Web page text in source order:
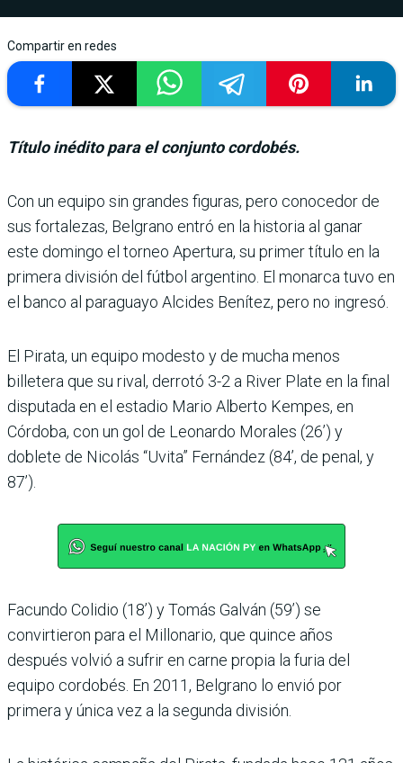
Compartir en redes
Título inédito para el conjunto cordobés.
Con un equipo sin grandes figuras, pero conocedor de
sus fortalezas, Belgrano entró en la historia al ganar
este domingo el torneo Apertura, su primer título en la
primera división del fútbol argentino. El monarca tuvo en
el banco al paraguayo Alcides Benítez, pero no ingresó.
El Pirata, un equipo modesto y de mucha menos
billetera que su rival, derrotó 3-2 a River Plate en la final
disputada en el estadio Mario Alberto Kempes, en
Córdoba, con un gol de Leonardo Morales (26’) y
doblete de Nicolás “Uvita” Fernández (84’, de penal, y
87’).
Facundo Colidio (18’) y Tomás Galván (59’) se
convirtieron para el Millonario, que quince años
después volvió a sufrir en carne propia la furia del
equipo cordobés. En 2011, Belgrano lo envió por
primera y única vez a la segunda división.